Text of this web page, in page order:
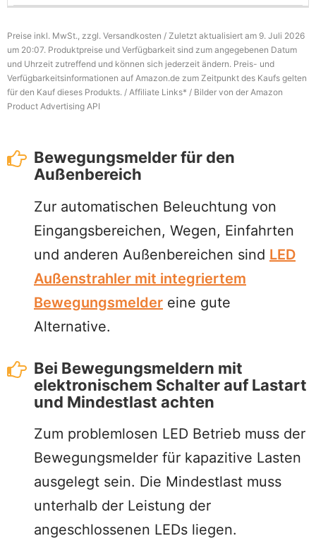
Preise inkl. MwSt., zzgl. Versandkosten / Zuletzt aktualisiert am 9. Juli 2026
um 20:07. Produktpreise und Verfügbarkeit sind zum angegebenen Datum
und Uhrzeit zutreffend und können sich jederzeit ändern. Preis- und
Verfügbarkeitsinformationen auf Amazon.de zum Zeitpunkt des Kaufs gelten
für den Kauf dieses Produkts. / Affiliate Links* / Bilder von der Amazon
Product Advertising API
Bewegungsmelder für den
Außenbereich
Zur automatischen Beleuchtung von
Eingangsbereichen, Wegen, Einfahrten
und anderen Außenbereichen sind LED
Außenstrahler mit integriertem
Bewegungsmelder eine gute
Alternative.
Bei Bewegungsmeldern mit
elektronischem Schalter auf Lastart
und Mindestlast achten
Zum problemlosen LED Betrieb muss der
Bewegungsmelder für kapazitive Lasten
ausgelegt sein. Die Mindestlast muss
unterhalb der Leistung der
angeschlossenen LEDs liegen.